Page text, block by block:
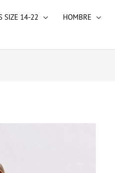
SIZE 14-22 HOMBRE